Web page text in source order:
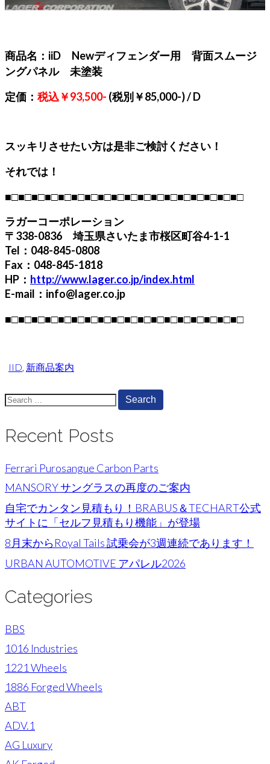
商品名：iiD Newディフェンダー用 背面スムージ
ングパネル 未塗装
定価： 税込￥93,500- (税別￥85,000-) / D
スッキリさせたい方は是非ご検討ください！
それでは！
■□■□■□■□■□■□■□■□■□■□■□■□■□■□■□■□■□■□
ラガーコーポレーション
〒338-0836 埼玉県さいたま市桜区町谷4-1-1
Tel：048-845-0808
Fax：048-845-1818
HP： http://www.lager.co.jp/index.html
E-mail：info@lager.co.jp
■□■□■□■□■□■□■□■□■□■□■□■□■□■□■□■□■□■□
IID, 新商品案内
Search
for:
Recent Posts
Ferrari Purosangue Carbon Parts
MANSORY サングラスの再度のご案内
自宅でカンタン見積もり！BRABUS＆TECHART公式
サイトに「セルフ見積もり機能」が登場
8月末からRoyal Tails 試乗会が3週連続であります！
URBAN AUTOMOTIVE アパレル2026
Categories
BBS
1016 Industries
1221 Wheels
1886 Forged Wheels
ABT
ADV.1
AG Luxury